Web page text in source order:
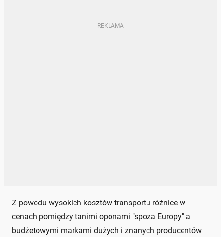
Z powodu wysokich kosztów transportu różnice w
cenach pomiędzy tanimi oponami "spoza Europy" a
budżetowymi markami dużych i znanych producentów